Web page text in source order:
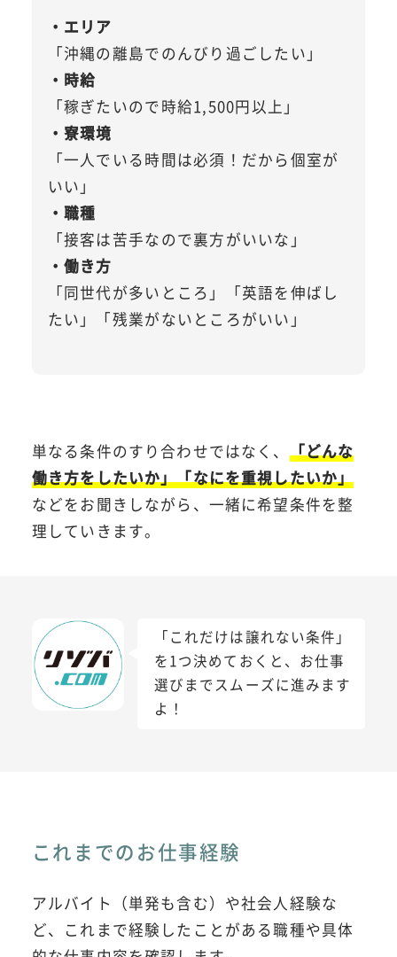
・エリア
「沖縄の離島でのんびり過ごしたい」
・時給
「稼ぎたいので時給1,500円以上」
・寮環境
「一人でいる時間は必須！だから個室が
いい」
・職種
「接客は苦手なので裏方がいいな」
・働き方
「同世代が多いところ」「英語を伸ばし
たい」「残業がないところがいい」
単なる条件のすり合わせではなく、 「どんな
働き方をしたいか」「なにを重視したいか」
などをお聞きしながら、一緒に希望条件を整
理していきます。
「これだけは譲れない条件」
を1つ決めておくと、お仕事
選びまでスムーズに進みます
よ！
これまでのお仕事経験
アルバイト（単発も含む）や社会人経験な
ど、これまで経験したことがある職種や具体